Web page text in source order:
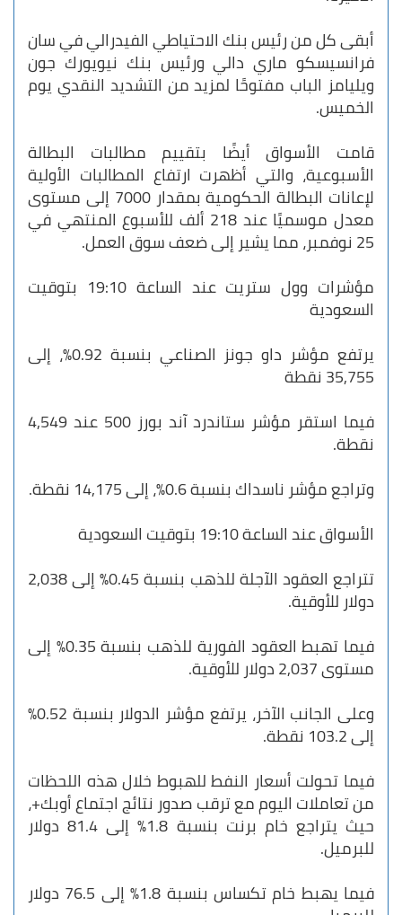
أبقى كل من رئيس بنك الاحتياطي الفيدرالي في سان
فرانسيسكو ماري دالي ورئيس بنك نيويورك جون
ويليامز الباب مفتوحًا لمزيد من التشديد النقدي يوم
الخميس.
قامت الأسواق أيضًا بتقييم مطالبات البطالة
الأسبوعية، والتي أظهرت ارتفاع المطالبات الأولية
لإعانات البطالة الحكومية بمقدار 7000 إلى مستوى
معدل موسميًا عند 218 ألف للأسبوع المنتهي في
25 نوفمبر، مما يشير إلى ضعف سوق العمل.
مؤشرات وول ستريت عند الساعة 19:10 بتوقيت
السعودية
يرتفع مؤشر داو جونز الصناعي بنسبة 0.92%، إلى
35,755 نقطة
فيما استقر مؤشر ستاندرد آند بورز 500 عند 4,549
نقطة.
وتراجع مؤشر ناسداك بنسبة 0.6%، إلى 14,175 نقطة.
الأسواق عند الساعة 19:10 بتوقيت السعودية
تتراجع العقود الآجلة للذهب بنسبة 0.45% إلى 2,038
دولار للأوقية.
فيما تهبط العقود الفورية للذهب بنسبة 0.35% إلى
مستوى 2,037 دولار للأوقية.
وعلى الجانب الآخر، يرتفع مؤشر الدولار بنسبة 0.52%
إلى 103.2 نقطة.
فيما تحولت أسعار النفط للهبوط خلال هذه اللحظات
من تعاملات اليوم مع ترقب صدور نتائج اجتماع أوبك+،
حيث يتراجع خام برنت بنسبة 1.8% إلى 81.4 دولار
للبرميل.
فيما يهبط خام تكساس بنسبة 1.8% إلى 76.5 دولار